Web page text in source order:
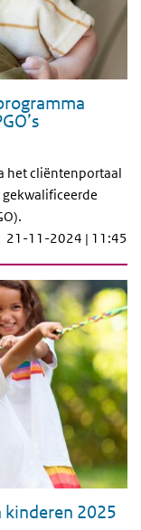
het cliëntenportaal
21-11-2024 | 11:45
kinderen 2025